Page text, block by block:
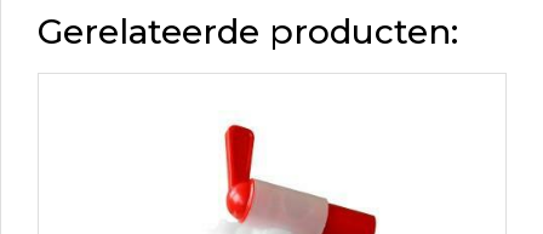
Gerelateerde producten: